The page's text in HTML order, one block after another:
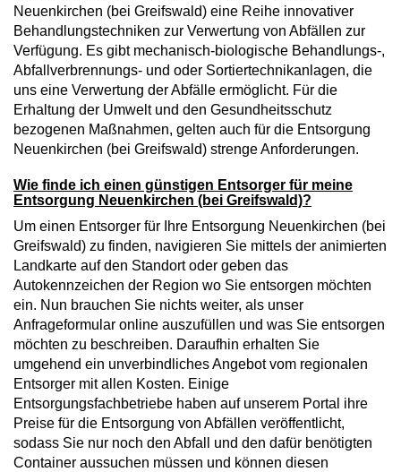
Neuenkirchen (bei Greifswald) eine Reihe innovativer
Behandlungstechniken zur Verwertung von Abfällen zur
Verfügung. Es gibt mechanisch-biologische Behandlungs-,
Abfallverbrennungs- und oder Sortiertechnikanlagen, die
uns eine Verwertung der Abfälle ermöglicht. Für die
Erhaltung der Umwelt und den Gesundheitsschutz
bezogenen Maßnahmen, gelten auch für die Entsorgung
Neuenkirchen (bei Greifswald) strenge Anforderungen.
Wie finde ich einen günstigen Entsorger für meine
Entsorgung Neuenkirchen (bei Greifswald)?
Um einen Entsorger für Ihre Entsorgung Neuenkirchen (bei
Greifswald) zu finden, navigieren Sie mittels der animierten
Landkarte auf den Standort oder geben das
Autokennzeichen der Region wo Sie entsorgen möchten
ein. Nun brauchen Sie nichts weiter, als unser
Anfrageformular online auszufüllen und was Sie entsorgen
möchten zu beschreiben. Daraufhin erhalten Sie
umgehend ein unverbindliches Angebot vom regionalen
Entsorger mit allen Kosten. Einige
Entsorgungsfachbetriebe haben auf unserem Portal ihre
Preise für die Entsorgung von Abfällen veröffentlicht,
sodass Sie nur noch den Abfall und den dafür benötigten
Container aussuchen müssen und können diesen